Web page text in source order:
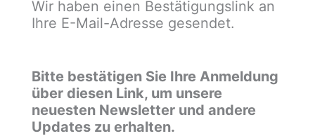
Wir haben einen Bestätigungslink an
Ihre E-Mail-Adresse gesendet.
Bitte bestätigen Sie Ihre Anmeldung
über diesen Link, um unsere
neuesten Newsletter und andere
Updates zu erhalten.